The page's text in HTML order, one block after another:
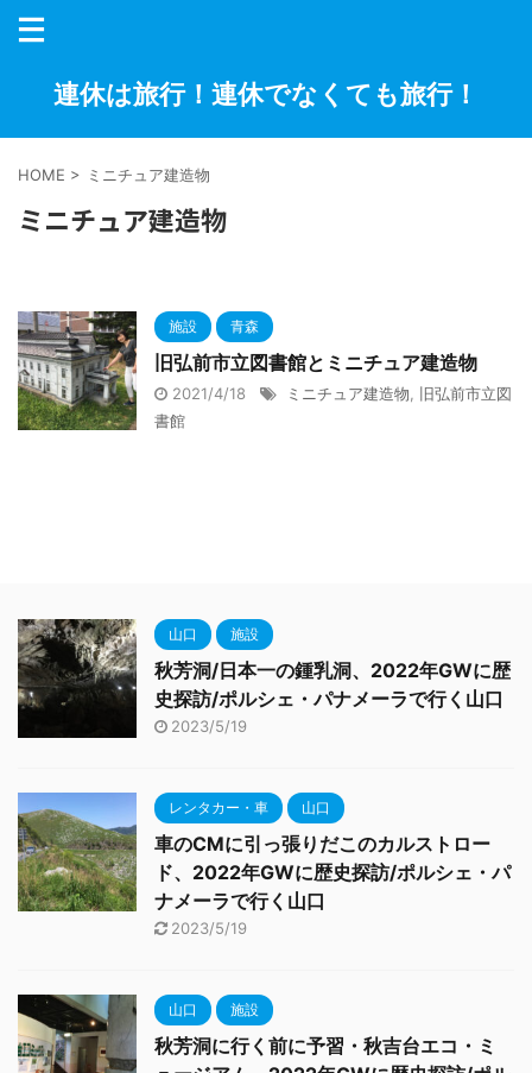
連休は旅行！連休でなくても旅行！
HOME > ミニチュア建造物
ミニチュア建造物
施設 青森
旧弘前市立図書館とミニチュア建造物
2021/4/18 ミニチュア建造物
旧弘前市立図
書館
山口 施設
秋芳洞/日本一の鍾乳洞、2022年GWに歴
史探訪/ポルシェ・パナメーラで行く山口
2023/5/19
レンタカー・車 山口
車のCMに引っ張りだこのカルストロー
ド、2022年GWに歴史探訪/ポルシェ・パ
ナメーラで行く山口
2023/5/19
山口 施設
秋芳洞に行く前に予習・秋吉台エコ・ミ